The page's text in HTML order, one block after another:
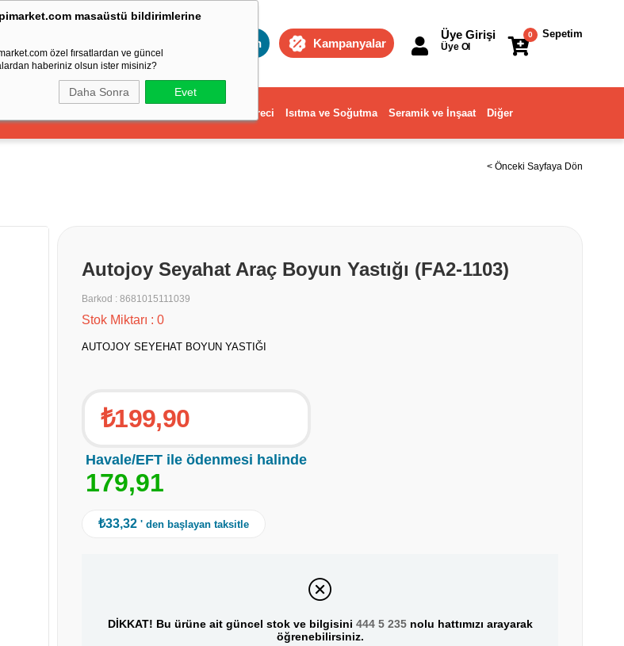
masaüstü bildirimlerine
özel fırsatlardan ve güncel
haberiniz olsun ister misiniz?
Daha Sonra Evet
Toptan Kampanyalar
Sepetim
0
Üye Girişi
Üye Ol
Dekorasyon ve Ev Gereci Isıtma ve Soğutma Seramik ve İnşaat Diğer
< Önceki Sayfaya Dön
Autojoy Seyahat Araç Boyun Yastığı (FA2-1103)
Barkod : 8681015111039
Stok Miktarı : 0
AUTOJOY SEYEHAT BOYUN YASTIĞI
₺199,90
Havale/EFT ile ödenmesi halinde
179,91
₺33,32 ' den başlayan taksitle
DİKKAT! Bu ürüne ait güncel stok ve bilgisini 444 5 235nolu hattımızı arayarak
öğrenebilirsiniz.